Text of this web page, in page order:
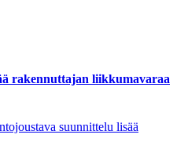
rakennuttajan liikkumavaraa
suunnittelu lisää